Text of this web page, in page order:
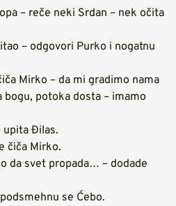
– reče neki Srdan – nek očita
– odgovori Purko i nogatnu
Mirko – da mi gradimo nama
bogu, potoka dosta – imamo
upita Đilas.
čiča Mirko.
da svet propada… – dodade
se Ćebo.